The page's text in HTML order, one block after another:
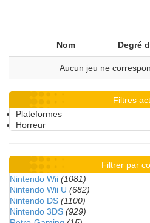
Nom Degré
Aucun jeu ne
Filtres
Plateformes
Horreur
Filtrer par
Nintendo Wii (1081)
Nintendo Wii U (682)
Nintendo DS (1100)
Nintendo 3DS (929)